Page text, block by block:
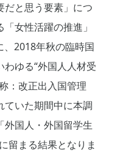
だと思う要素」につ
女性活躍の推進」
2018年秋の臨時国
ゆる“外国人人材受
：改正出入国管理
ていた期間中に本調
外国人・外国留学生
留まる結果となりま